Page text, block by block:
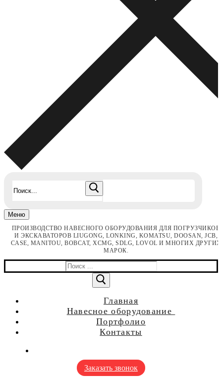
Меню
ПРОИЗВОДСТВО НАВЕСНОГО ОБОРУДОВАНИЯ ДЛЯ ПОГРУЗЧИКОВ
И ЭКСКАВАТОРОВ LIUGONG, LONKING, KOMATSU, DOOSAN, JCB,
CASE, MANITOU, BOBCAT, XCMG, SDLG, LOVOL И МНОГИХ ДРУГИХ
МАРОК.
Найти:
Главная
Навесное оборудование
для мини погрузчиков
для мини экскаваторов
для фронтальных погрузчиков
для экскаваторов
Портфолио
Контакты
Заказать звонок